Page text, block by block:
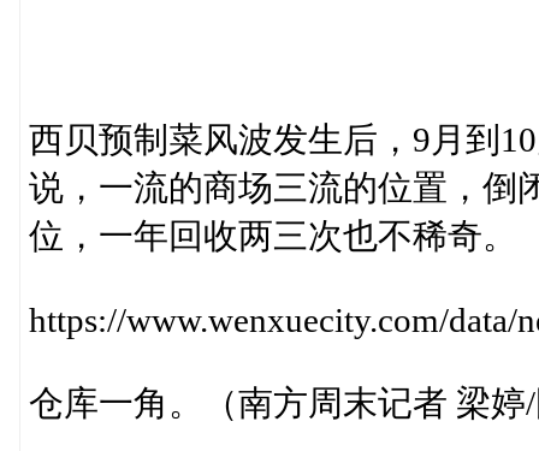
西贝预制菜风波发生后，9月到
说，一流的商场三流的位置，倒
位，一年回收两三次也不稀奇。
https://www.wenxuecity.com/data/
仓库一角。（南方周末记者 梁婷